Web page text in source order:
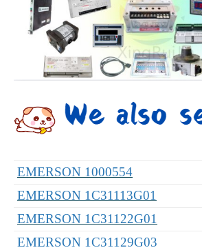
EMERSON 1000554
EMERSON 1C31113G01
EMERSON 1C31122G01
EMERSON 1C31129G03